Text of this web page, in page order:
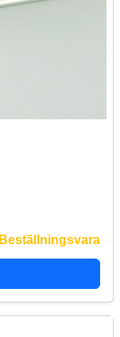
Beställningsvara